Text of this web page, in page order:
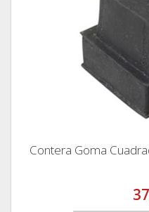
Contera Goma